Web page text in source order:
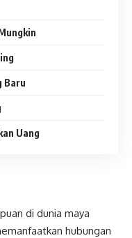
Baru
Uang
di dunia maya
hubungan